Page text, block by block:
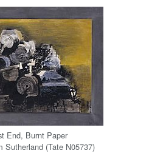
End, Burnt Paper
Sutherland (Tate N05737)